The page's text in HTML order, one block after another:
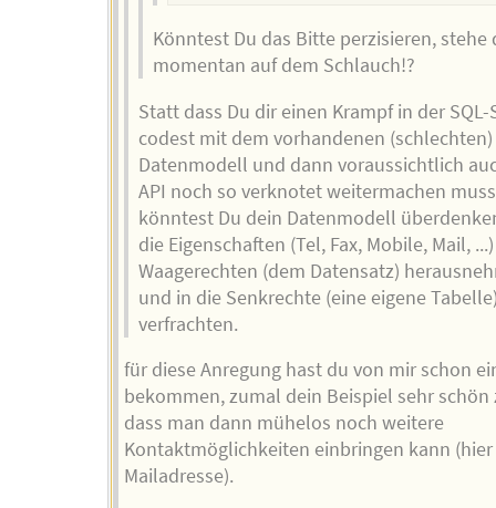
Könntest Du das Bitte perzisieren, stehe
momentan auf dem Schlauch!?
Statt dass Du dir einen Krampf in der
codest mit dem vorhandenen (schlechten)
Datenmodell und dann voraussichtlich
API noch so verknotet weitermachen
könntest Du dein Datenmodell
die Eigenschaften (Tel, Fax, Mobile, Mail,
Waagerechten (dem Datensatz)
und in die Senkrechte (eine eigene
verfrachten.
für diese Anregung hast du von mir schon
bekommen, zumal dein Beispiel sehr schön
dass man dann mühelos noch weitere
Kontaktmöglichkeiten einbringen kann
Mailadresse).